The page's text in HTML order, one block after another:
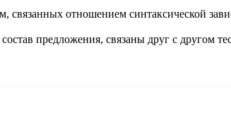
связанных отношением синтаксической
предложения, связаны друг с другом